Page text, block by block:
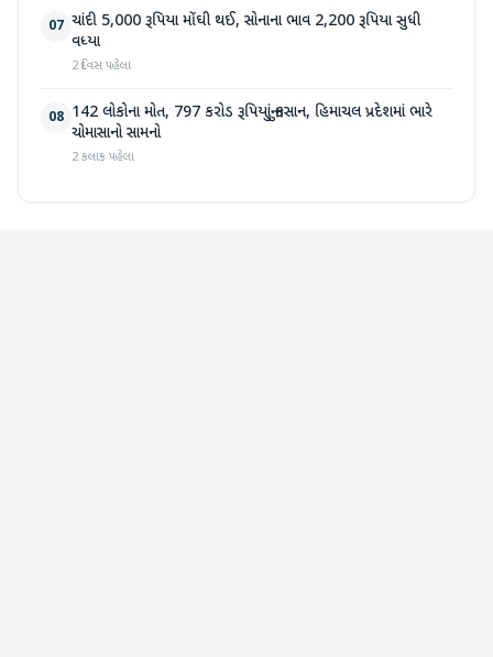
07 ચાંદી 5,000 રૂપિયા મોંઘી થઈ, સોનાના ભાવ 2,200 રૂપિયા સુધી
વધ્યા
2 દિવસ પહેલા
08 142 લોકોના મોત, 797 કરોડ રૂપિયાનું નુકસાન, હિમાચલ પ્રદેશમાં ભારે
ચોમાસાનો સામનો
2 કલાક પહેલા